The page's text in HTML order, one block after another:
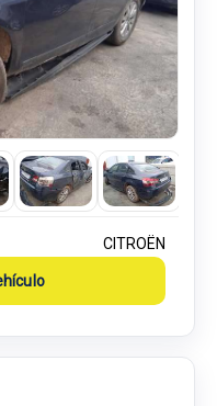
CITROËN